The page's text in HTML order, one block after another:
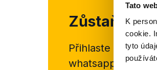
Tato
K
cookie.
tyto
Zůstaňme
Přihlaste se k
whatsappového